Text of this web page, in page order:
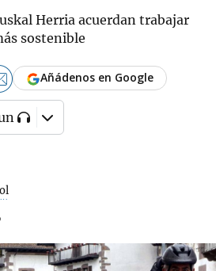
Herria acuerdan trabajar
sostenible
Añádenos en Google